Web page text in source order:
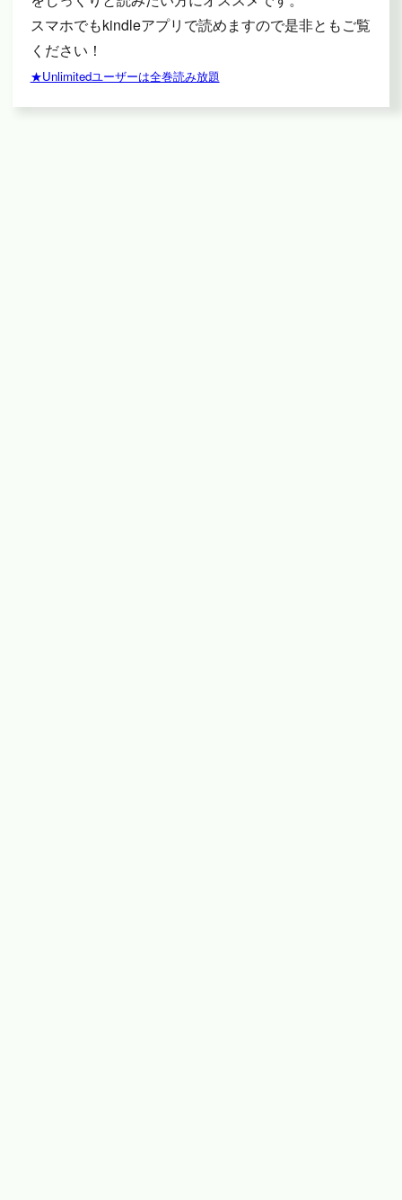
スマホでもkindleアプリで読めますので是非ともご覧
ください！
★Unlimitedユーザーは全巻読み放題